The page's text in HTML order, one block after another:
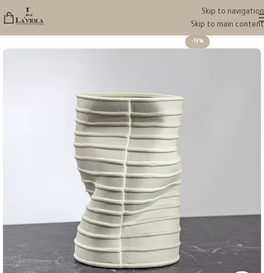
Skip to navigation
Skip to main content
-13%